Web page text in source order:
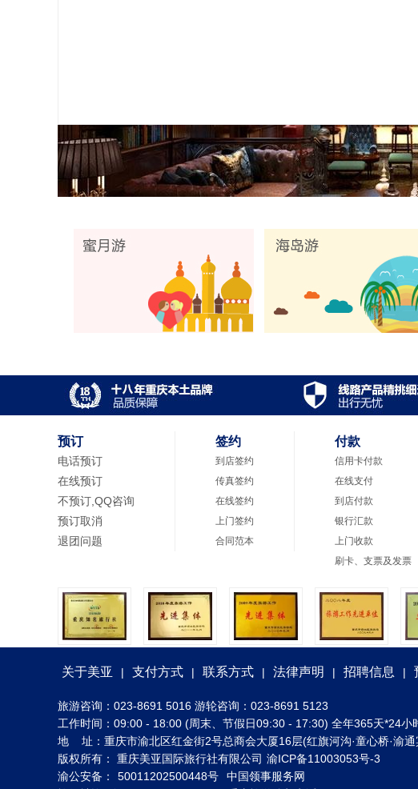
预订
电话预订
在线预订
不预订,QQ咨询
预订取消
退团问题
签约
到店签约
传真签约
在线签约
上门签约
合同范本
付款
信用卡付款
在线支付
到店付款
银行汇款
上门收款
刷卡、支票及发票
关于美亚 | 支付方式 | 联系方式 | 法律声明 | 招聘信息 |
旅游咨询：023-8691 5016 游轮咨询：023-8691 5123
工作时间：09:00 - 18:00 (周末、节假日09:30 - 17:30) 全年365天*24小
地 址：重庆市渝北区红金街2号总商会大厦16层(红旗河沟·童心桥·渝通
版权所有： 重庆美亚国际旅行社有限公司 渝ICP备11003053号-3
渝公安备：
50011202500448号
中国领事服务网